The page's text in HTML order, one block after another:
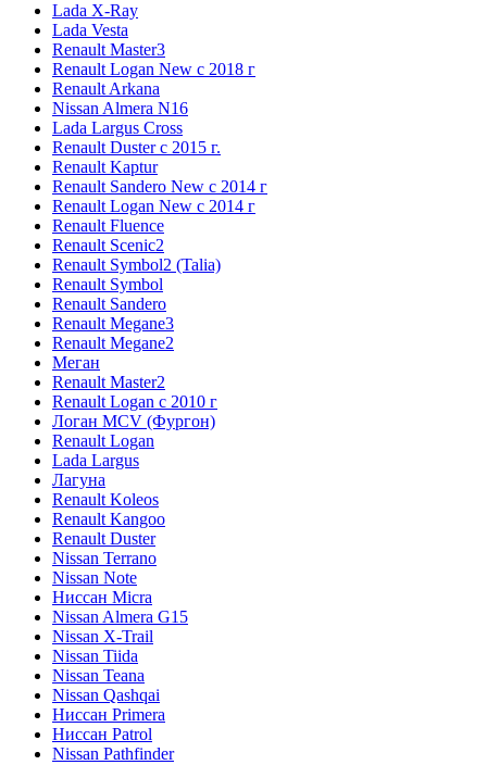
Lada X-Ray
Lada Vesta
Renault Master3
Renault Logan New с 2018 г
Renault Arkana
Nissan Almera N16
Lada Largus Cross
Renault Duster с 2015 г.
Renault Kaptur
Renault Sandero New с 2014 г
Renault Logan New с 2014 г
Renault Fluence
Renault Scenic2
Renault Symbol2 (Talia)
Renault Symbol
Renault Sandero
Renault Megane3
Renault Megane2
Меган
Renault Master2
Renault Logan c 2010 г
Логан МСV (Фургон)
Renault Logan
Lada Largus
Лагуна
Renault Koleos
Renault Kangoo
Renault Duster
Nissan Terrano
Nissan Note
Ниссан Micra
Nissan Almera G15
Nissan X-Trail
Nissan Tiida
Nissan Teana
Nissan Qashqai
Ниссан Primera
Ниссан Patrol
Nissan Pathfinder